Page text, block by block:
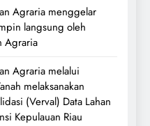
Agraria menggelar
langsung oleh
Agraria
Agraria melalui
melaksanakan
(Verval) Data Lahan
Kepulauan Riau